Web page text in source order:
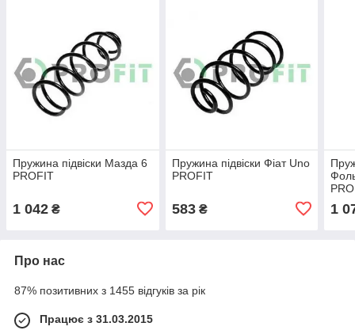
Пружина підвіски Мазда 6
PROFIT
1 042 ₴
Пружина підвіски Фіат Uno
PROFIT
583₴ 1
Про нас
87% позитивних з 1455 відгуків за рік
Працює з 31.03.2015